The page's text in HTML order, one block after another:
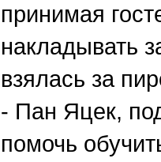
принимая
накладывать
взялась за
- Пан Яцек,
помочь